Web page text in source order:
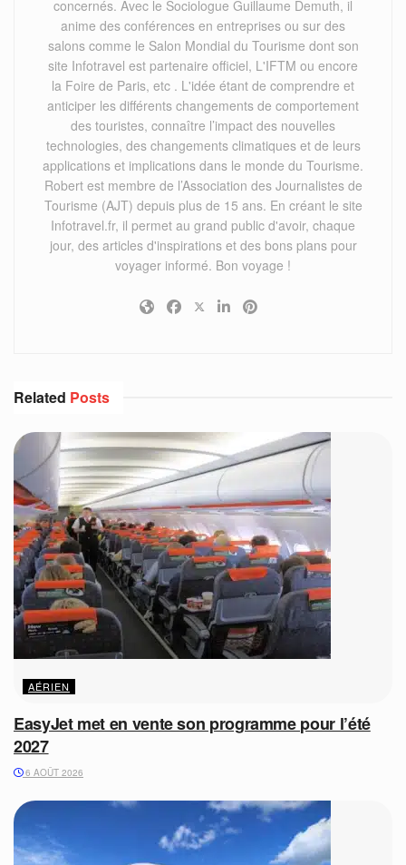
concernés. Avec le Sociologue Guillaume Demuth, il
anime des conférences en entreprises ou sur des
salons comme le Salon Mondial du Tourisme dont son
site Infotravel est partenaire officiel, L'IFTM ou encore
la Foire de Paris, etc . L'idée étant de comprendre et
anticiper les différents changements de comportement
des touristes, connaître l’impact des nouvelles
technologies, des changements climatiques et de leurs
applications et implications dans le monde du Tourisme.
Robert est membre de l’Association des Journalistes de
Tourisme (AJT) depuis plus de 15 ans. En créant le site
Infotravel.fr, il permet au grand public d'avoir, chaque
jour, des articles d'inspirations et des bons plans pour
voyager informé. Bon voyage !
Related Posts
AÉRIEN
EasyJet met en vente son programme pour l’été
2027
6 AOÛT 2026